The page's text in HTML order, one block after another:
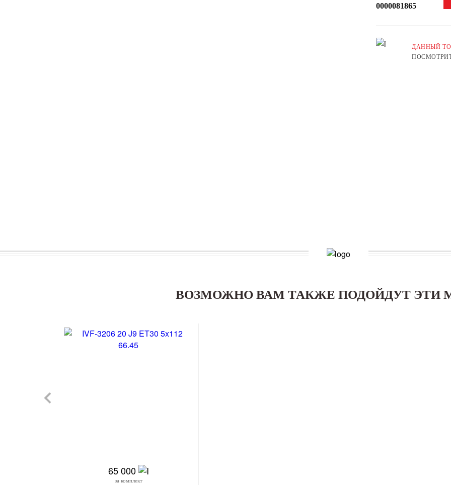
0000081865
ДАННЫЙ
ВОЗМОЖНО ВАМ ТАКЖЕ ПОДОЙДУТ ЭТИ
65 000
за комплект